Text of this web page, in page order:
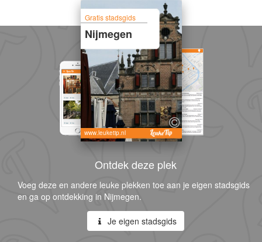
Gratis stadsgids
Nijmegen
www.leuketip.nl
Ontdek deze plek
Voeg deze en andere leuke plekken toe aan je eigen stadsgids
en ga op ontdekking in Nijmegen.
Je eigen stadsgids